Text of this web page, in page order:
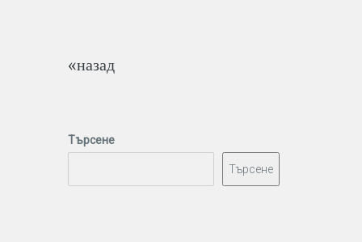
«назад
Търсене
Търсене